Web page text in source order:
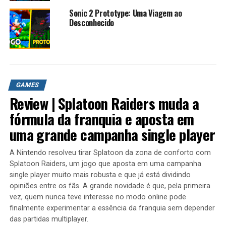
A possibilidade de jogar com Vile, que inclui mais de 40
armas, músicas diferentes, mudanças nas fases e local
dos inimigos.
Vile Mode se passa na visão de Vile, que aparentemente
se passa em uma linha do tempo diferente já que muitas
coisas que acontecem na história de X não se encontram
aqui, como o Sacrifício de Zero e o uso das armaduras na
primeira e penúltima fases do jogo. nesse modo ele
nunca se aliou a Sigma e pretende destruir os 8
Mavericks, X, e Sigma pra dominar o mundo.
Vile no inicio só tem três armas. Com o progresso do
jogador, Vile adquire novas armas, como X.
Vile carrega até três armas, são elas do tipo:
Shoulder
Sonic 2 Prototype: Uma Viagem ao
Desconhecido
GAMES
Review | Splatoon Raiders muda a
fórmula da franquia e aposta em
uma grande campanha single player
A Nintendo resolveu tirar Splatoon da zona de conforto com
Splatoon Raiders, um jogo que aposta em uma campanha
single player muito mais robusta e que já está dividindo
opiniões entre os fãs. A grande novidade é que, pela primeira
vez, quem nunca teve interesse no modo online pode
finalmente experimentar a essência da franquia sem depender
das partidas multiplayer.